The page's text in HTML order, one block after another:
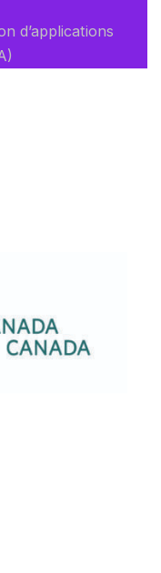
d’applications